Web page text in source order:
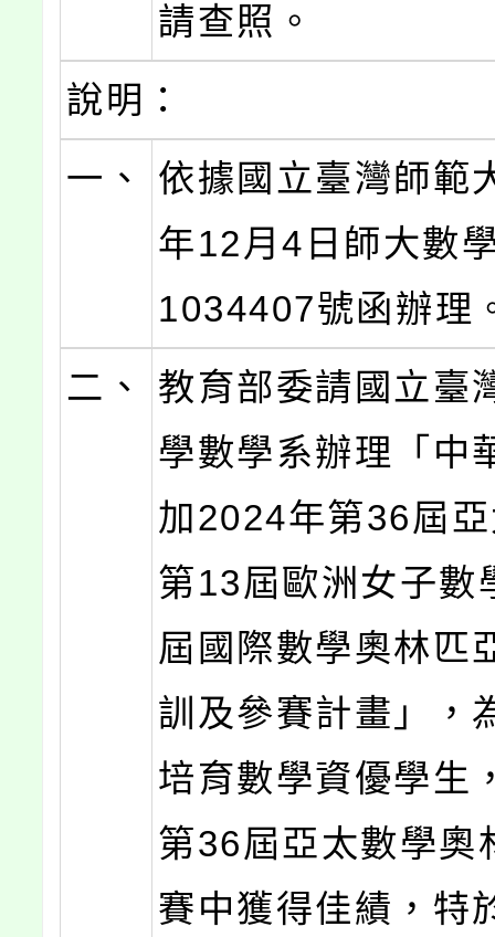
請查照。
說明：
一、
依據國立臺灣師範
年12月4日師大數
1034407號函辦理
二、
教育部委請國立臺
學數學系辦理「中
加2024年第36屆
第13屆歐洲女子數
屆國際數學奧林匹
訓及參賽計畫」，
培育數學資優學生
第36屆亞太數學奧
賽中獲得佳績，特